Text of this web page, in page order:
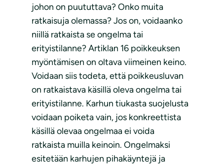
johon on puututtava? Onko muita
ratkaisuja olemassa? Jos on, voidaanko
niillä ratkaista se ongelma tai
erityistilanne? Artiklan 16 poikkeuksen
myöntämisen on oltava viimeinen keino.
Voidaan siis todeta, että poikkeusluvan
on ratkaistava käsillä oleva ongelma tai
erityistilanne. Karhun tiukasta suojelusta
voidaan poiketa vain, jos konkreettista
käsillä olevaa ongelmaa ei voida
ratkaista muilla keinoin. Ongelmaksi
esitetään karhujen pihakäyntejä ja